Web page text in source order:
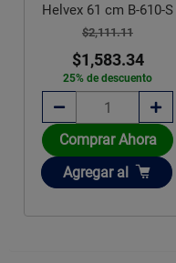
Helvex 61 cm B-610-S
$2,111.11
$1,583.34
25% de descuento
Comprar Ahora
Añadir
Agregar al